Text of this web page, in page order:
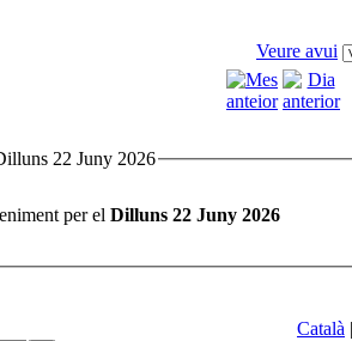
Veure avui
22 Juny 2026
per el Dilluns 22 Juny 2026
Català